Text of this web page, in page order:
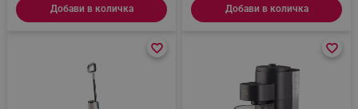
Добави в количка Добави в количка
favorite_border
favorite_border favorite_border
favorite_border